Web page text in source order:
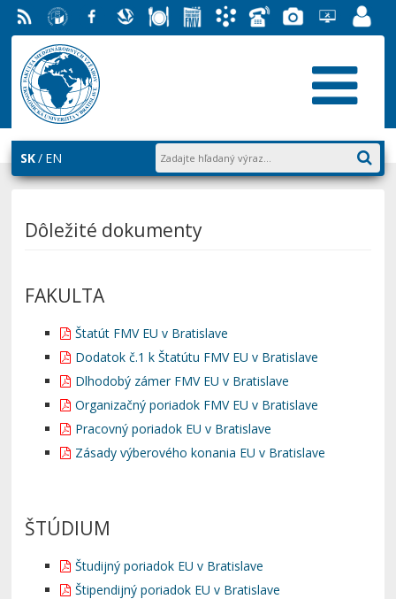
RSS EU v
Bratislave
FacebookSlovenskáStravovanie
ŠtudentskýAkademický
TelefónnyFotogaléria
Helpdesk
EUBAportál
SK EN
Dôležité dokumenty
FAKULTA
Štatút FMV EU v Bratislave
Dodatok č.1 k Štatútu FMV EU v Bratislave
Dlhodobý zámer FMV EU v Bratislave
Organizačný poriadok FMV EU v Bratislave
Pracovný poriadok EU v Bratislave
Zásady výberového konania EU v Bratislave
ŠTÚDIUM
Študijný poriadok EU v Bratislave
Štipendijný poriadok EU v Bratislave